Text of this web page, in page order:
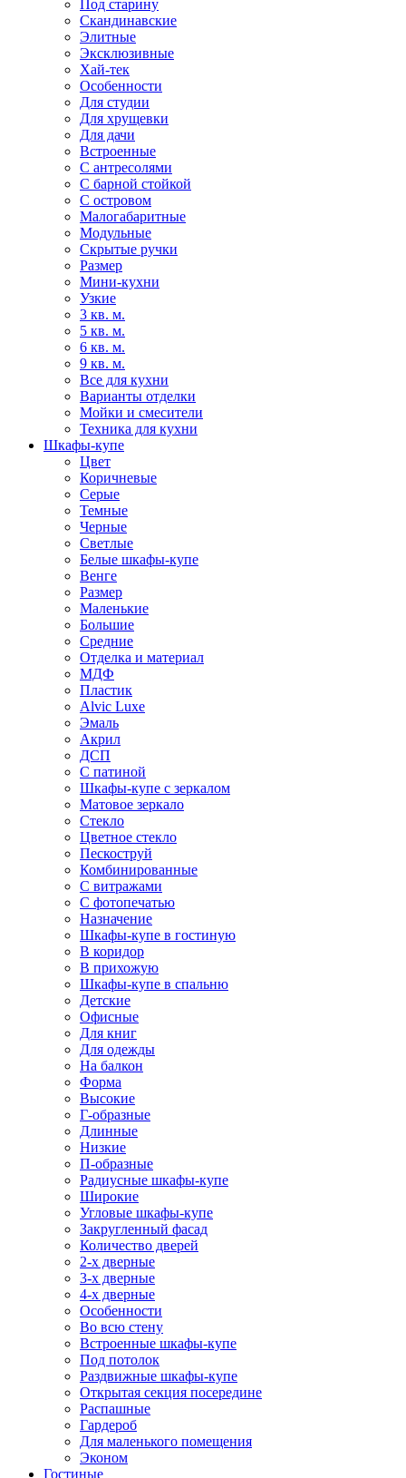
Под старину
Скандинавские
Элитные
Эксклюзивные
Хай-тек
Особенности
Для студии
Для хрущевки
Для дачи
Встроенные
С антресолями
С барной стойкой
С островом
Малогабаритные
Модульные
Скрытые ручки
Размер
Мини-кухни
Узкие
3 кв. м.
5 кв. м.
6 кв. м.
9 кв. м.
Все для кухни
Варианты отделки
Мойки и смесители
Техника для кухни
Шкафы-купе
Цвет
Коричневые
Серые
Темные
Черные
Светлые
Белые шкафы-купе
Венге
Размер
Маленькие
Большие
Средние
Отделка и материал
МДФ
Пластик
Alvic Luxe
Эмаль
Акрил
ДСП
С патиной
Шкафы-купе с зеркалом
Матовое зеркало
Стекло
Цветное стекло
Пескоструй
Комбинированные
С витражами
С фотопечатью
Назначение
Шкафы-купе в гостиную
В коридор
В прихожую
Шкафы-купе в спальню
Детские
Офисные
Для книг
Для одежды
На балкон
Форма
Высокие
Г-образные
Длинные
Низкие
П-образные
Радиусные шкафы-купе
Широкие
Угловые шкафы-купе
Закругленный фасад
Количество дверей
2-х дверные
3-х дверные
4-х дверные
Особенности
Во всю стену
Встроенные шкафы-купе
Под потолок
Раздвижные шкафы-купе
Открытая секция посередине
Распашные
Гардероб
Для маленького помещения
Эконом
Гостиные